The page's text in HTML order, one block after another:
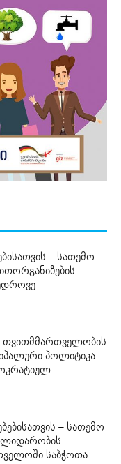
– სათემო
თვითმმართველობის
პოლიტიკა
– სათემო
საბჭოთა